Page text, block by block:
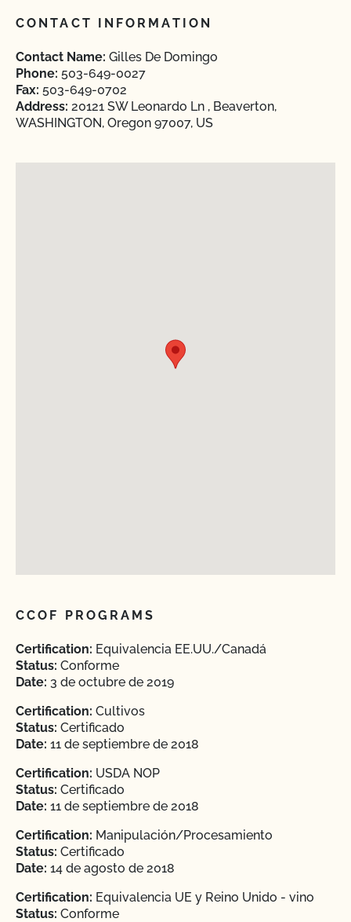
CONTACT INFORMATION
Contact Name: Gilles De Domingo
Phone: 503-649-0027
Fax: 503-649-0702
Address: 20121 SW Leonardo Ln , Beaverton,
WASHINGTON, Oregon 97007, US
CCOF PROGRAMS
Certification: Equivalencia EE.UU./Canadá
Status: Conforme
Date: 3 de octubre de 2019
Certification: Cultivos
Status: Certificado
Date: 11 de septiembre de 2018
Certification: USDA NOP
Status: Certificado
Date: 11 de septiembre de 2018
Certification: Manipulación/Procesamiento
Status: Certificado
Date: 14 de agosto de 2018
Certification: Equivalencia UE y Reino Unido - vino
Status: Conforme